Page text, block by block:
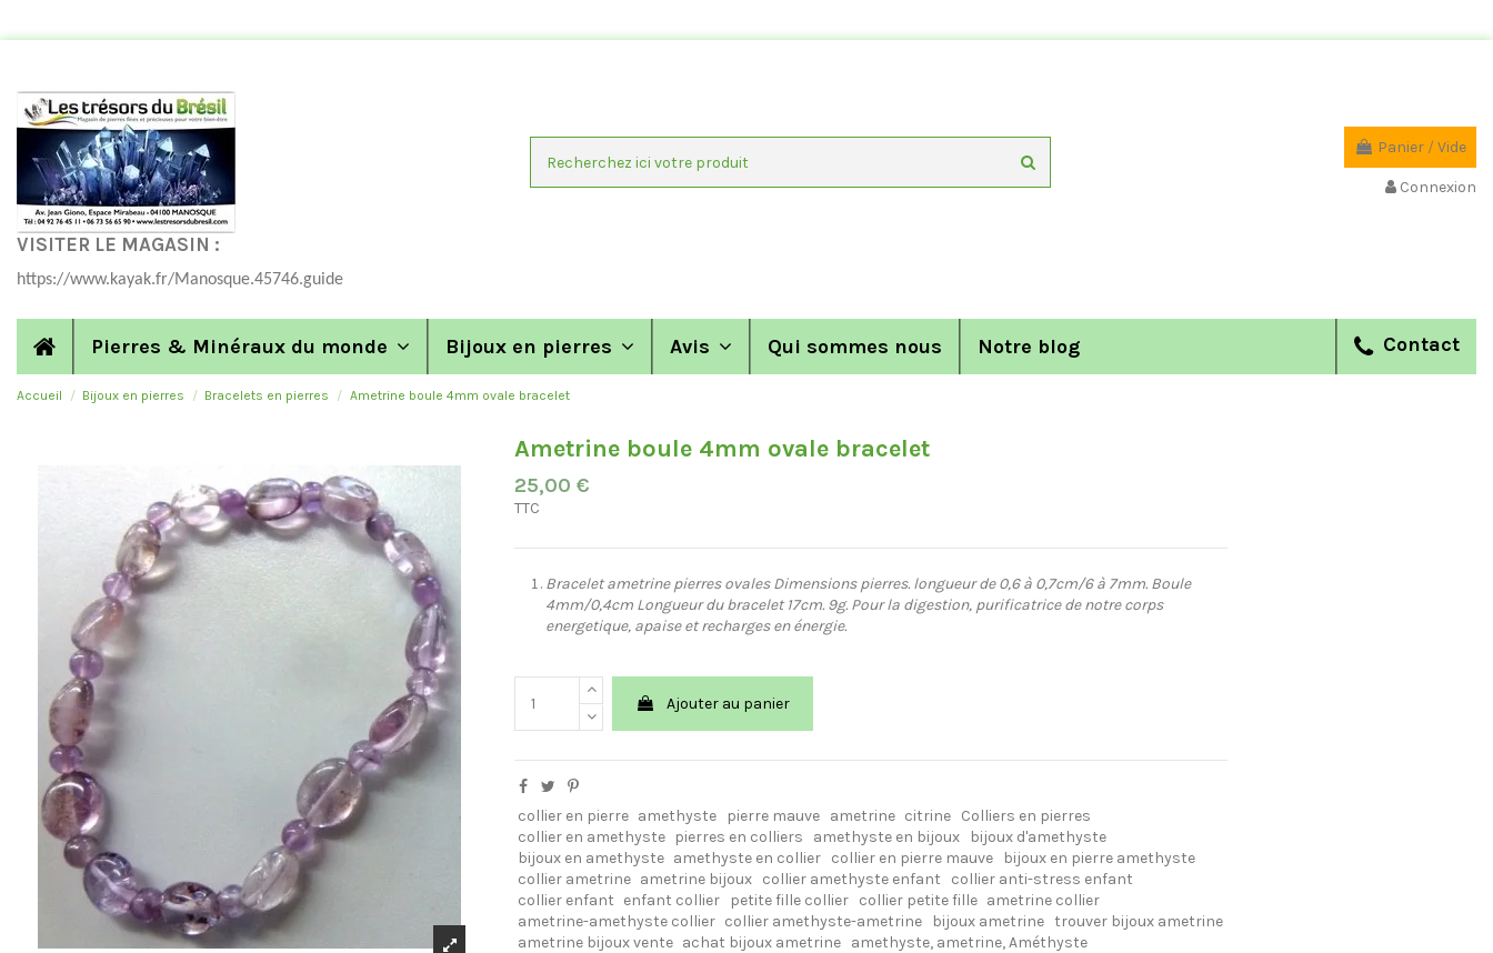
Panier / Vide
Connexion
VISITER LE MAGASIN :
https://www.kayak.fr/Manosque.45746.guide
Pierres & Minéraux du monde Bijoux en pierres Avis Contact
Qui sommes nous Notre blog
Accueil Bijoux en pierres Bracelets en pierres Ametrine boule 4mm ovale bracelet
Ametrine boule 4mm ovale bracelet
25,00 €
TTC
Bracelet ametrine pierres ovales Dimensions pierres. longueur de 0,6 à 0,7cm/6 à 7mm. Boule
4mm/0,4cm Longueur du bracelet 17cm. 9g. Pour la digestion, purificatrice de notre corps
energetique, apaise et recharges en énergie.
Ajouter au panier
collier en pierre amethyste pierre mauve ametrine citrine Colliers en pierres
collier en amethyste
pierres en colliers amethyste en bijoux
bijoux d'amethyste
bijoux en amethyste amethyste en collier collier en pierre mauve
bijoux en pierre amethyste
collier ametrine ametrine bijoux collier amethyste enfant
collier anti-stress enfant
collier enfant enfant collier petite fille collier collier petite fille ametrine collier
ametrine-amethyste collier collier amethyste-ametrine bijoux ametrine trouver bijoux ametrine
ametrine bijoux vente achat bijoux ametrine amethyste, ametrine, Améthyste